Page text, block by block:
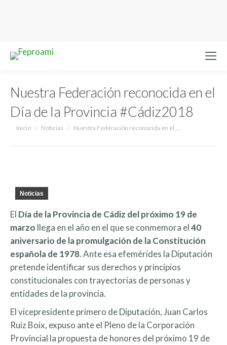
Nuestra Federación reconocida en el
Día de la Provincia #Cádiz2018
Estás aquí:
Inicio Noticias Nuestra Federación reconocida en el…
Noticias
El Día de la Provincia de Cádiz del próximo 19 de
marzo llega en el año en el que se conmemora el40
aniversario de la promulgación de la Constitución
española de 1978. Ante esa efemérides la Diputación
pretende identificar sus derechos y principios
constitucionales con trayectorias de personas y
entidades de la provincia.
El vicepresidente primero de Diputación, Juan Carlos
Ruiz Boix, expuso ante el Pleno de la Corporación
Provincial la propuesta de honores del próximo 19 de